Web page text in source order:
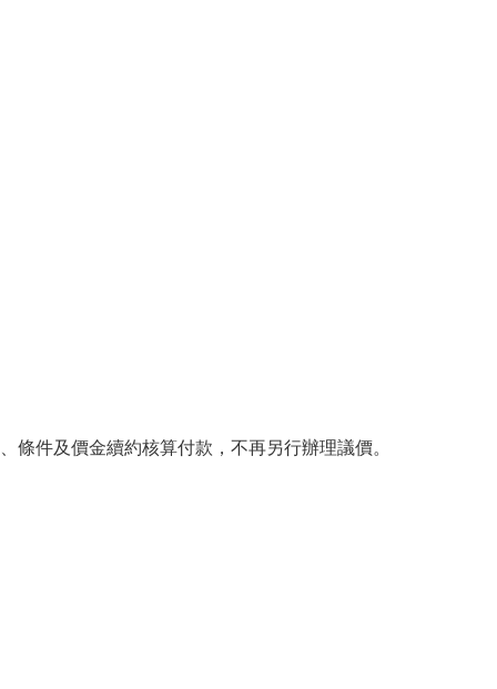
件及價金續約核算付款，不再另行辦理議價。